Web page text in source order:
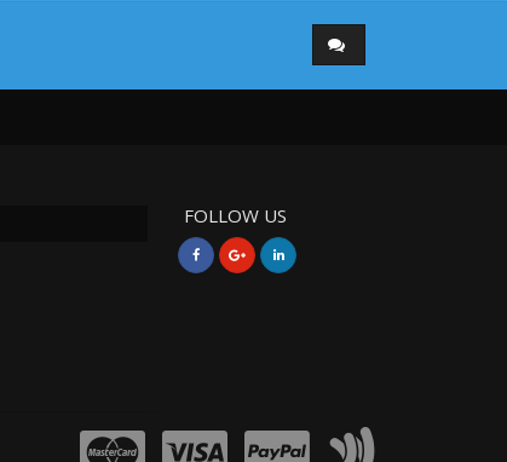
FOLLOW US